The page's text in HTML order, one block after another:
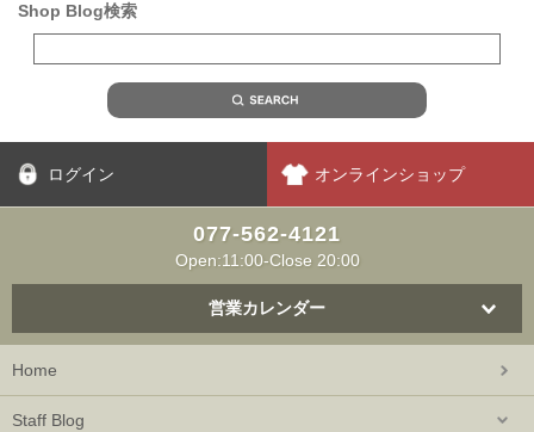
Shop Blog検索
ログイン オンラインショップ
077-562-4121
Open:11:00-Close 20:00
営業カレンダー
Home
Staff Blog